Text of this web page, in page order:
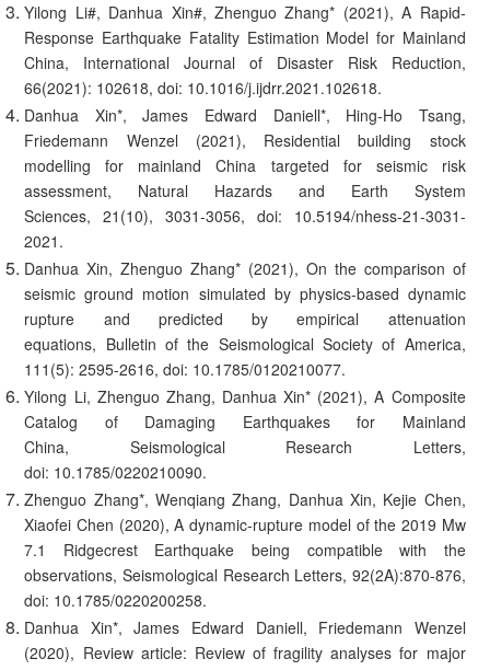
Yilong Li#, Danhua Xin#, Zhenguo Zhang* (2021), A Rapid-
Response Earthquake Fatality Estimation Model for Mainland
China, International Journal of Disaster Risk Reduction,
66(2021): 102618, doi: 10.1016/j.ijdrr.2021.102618.
Danhua Xin*, James Edward Daniell*, Hing-Ho Tsang,
Friedemann Wenzel (2021), Residential building stock
modelling for mainland China targeted for seismic risk
assessment, Natural Hazards and Earth System
Sciences, 21(10), 3031-3056, doi: 10.5194/nhess-21-3031-
2021.
Danhua Xin, Zhenguo Zhang* (2021), On the comparison of
seismic ground motion simulated by physics-based dynamic
rupture and predicted by empirical attenuation
equations, Bulletin of the Seismological Society of America,
111(5): 2595-2616, doi: 10.1785/0120210077.
Yilong Li, Zhenguo Zhang, Danhua Xin* (2021), A Composite
Catalog of Damaging Earthquakes for Mainland
China, Seismological Research Letters,
doi: 10.1785/0220210090.
Zhenguo Zhang*, Wenqiang Zhang, Danhua Xin, Kejie Chen,
Xiaofei Chen (2020), A dynamic-rupture model of the 2019 Mw
7.1 Ridgecrest Earthquake being compatible with the
observations, Seismological Research Letters, 92(2A):870-876,
doi: 10.1785/0220200258.
Danhua Xin*, James Edward Daniell, Friedemann Wenzel
(2020), Review article: Review of fragility analyses for major